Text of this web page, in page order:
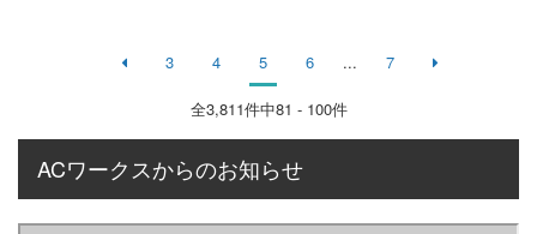
3 4 5 6 ... 7
全3,811件中81 - 100件
ACワークスからのお知らせ